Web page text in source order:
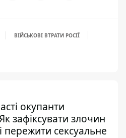
ВІЙСЬКОВІ ВТРАТИ РОСІЇ
окупанти
зафіксувати злочин
пережити сексуальне